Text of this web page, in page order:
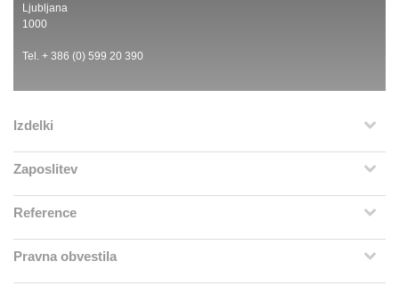
Ljubljana
1000
Tel. + 386 (0) 599 20 390
Izdelki
Zaposlitev
Reference
Pravna obvestila